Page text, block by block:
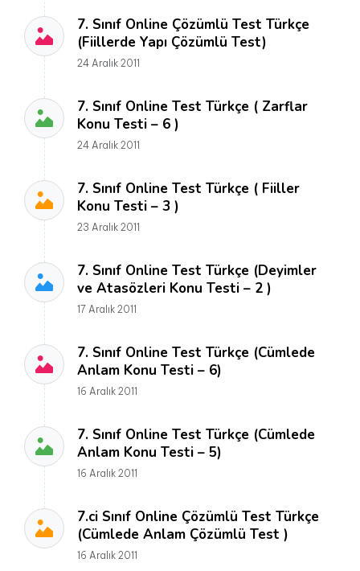
7. Sınıf Online Çözümlü Test Türkçe
(Fiillerde Yapı Çözümlü Test)
24 Aralık 2011
7. Sınıf Online Test Türkçe ( Zarflar
Konu Testi – 6 )
24 Aralık 2011
7. Sınıf Online Test Türkçe ( Fiiller
Konu Testi – 3 )
23 Aralık 2011
7. Sınıf Online Test Türkçe (Deyimler
ve Atasözleri Konu Testi – 2 )
17 Aralık 2011
7. Sınıf Online Test Türkçe (Cümlede
Anlam Konu Testi – 6)
16 Aralık 2011
7. Sınıf Online Test Türkçe (Cümlede
Anlam Konu Testi – 5)
16 Aralık 2011
7.ci Sınıf Online Çözümlü Test Türkçe
(Cümlede Anlam Çözümlü Test )
16 Aralık 2011